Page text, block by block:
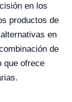
en los
productos de
en
de
que ofrece